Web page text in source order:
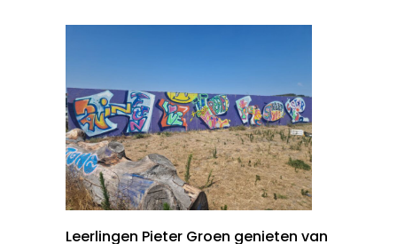
Leerlingen Pieter Groen genieten van